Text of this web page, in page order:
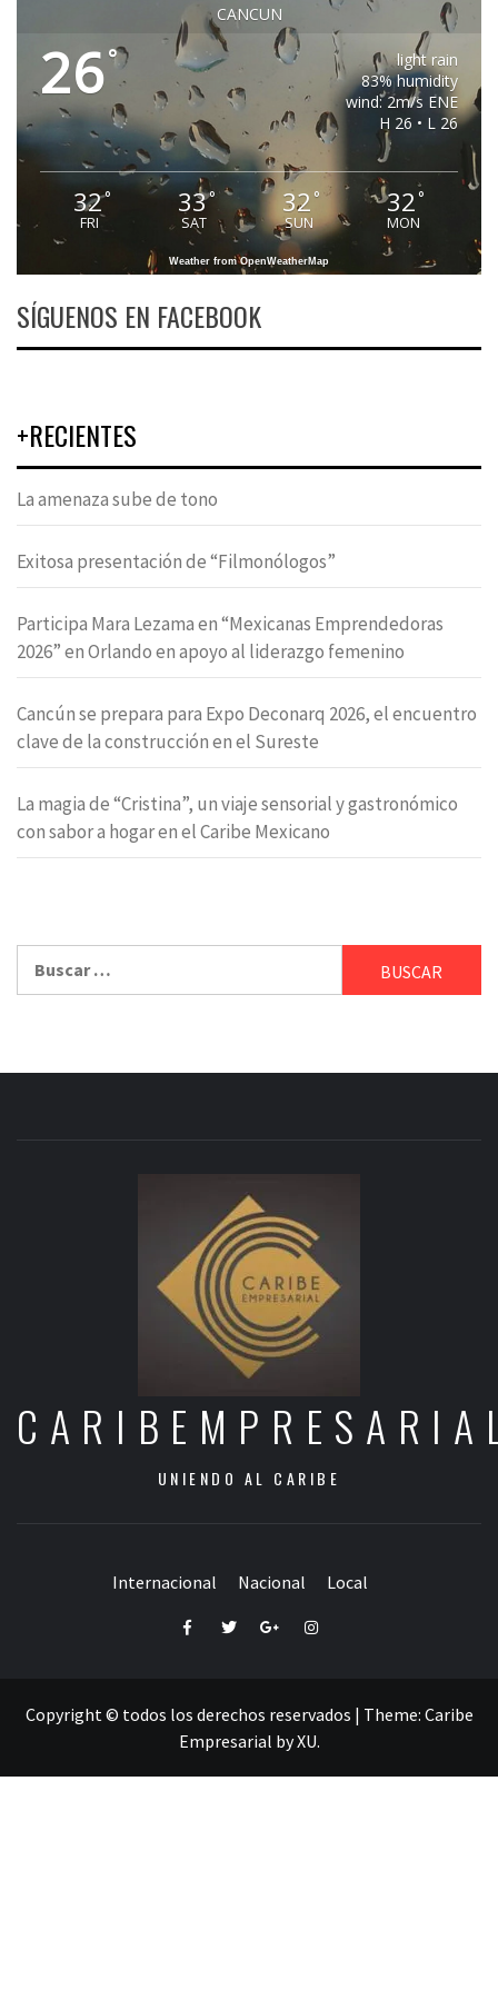
CANCUN
26°
light rain
83% humidity
wind: 2m/s ENE
H 26 • L 26
32°
FRI
33°
SAT
32 °
SUN
32°
MON
Weather from OpenWeatherMap
SÍGUENOS EN FACEBOOK
+RECIENTES
La amenaza sube de tono
Exitosa presentación de “Filmonólogos”
Participa Mara Lezama en “Mexicanas Emprendedoras
2026” en Orlando en apoyo al liderazgo femenino
Cancún se prepara para Expo Deconarq 2026, el encuentro
clave de la construcción en el Sureste
La magia de “Cristina”, un viaje sensorial y gastronómico
con sabor a hogar en el Caribe Mexicano
UNIENDO AL CARIBE
Internacional Nacional Local
FacebookTwitterGoogle+Instagram
Copyright © todos los derechos reservados | Theme: Caribe
Empresarial byXU.